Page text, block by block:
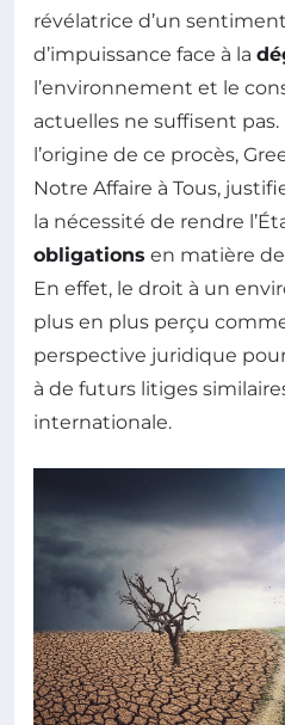
révélatrice d’un
d’impuissance face à la
l’environnement et le
actuelles ne suffisent pas.
l’origine de ce procès,
Notre Affaire à Tous,
la nécessité de rendre
obligations en matière
En effet, le droit à un
plus en plus perçu
perspective juridique
à de futurs litiges
internationale.